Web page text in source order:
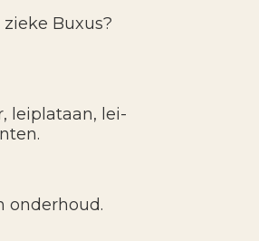
Buxus?
leiplataan, lei-
onderhoud.